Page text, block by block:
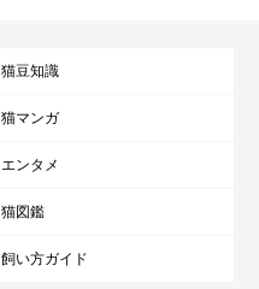
猫豆知識
猫マンガ
エンタメ
猫図鑑
飼い方ガイド